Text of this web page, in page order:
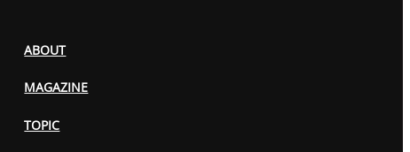
ABOUT
MAGAZINE
TOPIC